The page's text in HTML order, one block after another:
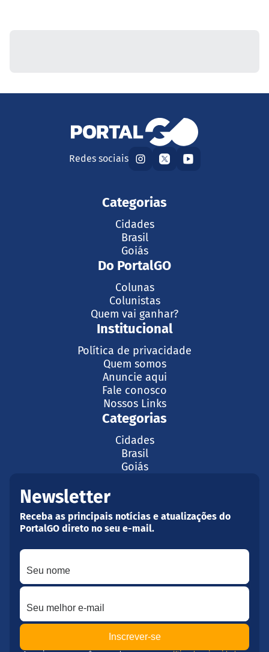
Redes sociais
Categorias
Cidades
Brasil
Goiás
Do PortalGO
Colunas
Colunistas
Quem vai ganhar?
Institucional
Política de privacidade
Quem somos
Anuncie aqui
Fale conosco
Nossos Links
Categorias
Cidades
Brasil
Goiás
Newsletter
Receba as principais notícias e atualizações do
PortalGO direto no seu e-mail.
Seu nome
Seu melhor e-mail